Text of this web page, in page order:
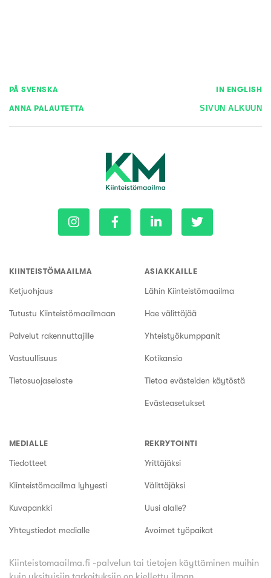
PÅ SVENSKA IN ENGLISH
ANNA PALAUTETTA SIVUN ALKUUN
KIINTEISTÖMAAILMA
Ketjuohjaus
Tutustu Kiinteistömaailmaan
Palvelut rakennuttajille
Vastuullisuus
Tietosuojaseloste
ASIAKKAILLE
Lähin Kiinteistömaailma
Hae välittäjää
Yhteistyökumppanit
Kotikansio
Tietoa evästeiden käytöstä
Evästeasetukset
MEDIALLE
Tiedotteet
Kiinteistömaailma lyhyesti
Kuvapankki
Yhteystiedot medialle
REKRYTOINTI
Yrittäjäksi
Välittäjäksi
Uusi alalle?
Avoimet työpaikat
Kiinteistomaailma.fi -palvelun tai tietojen käyttäminen muihin